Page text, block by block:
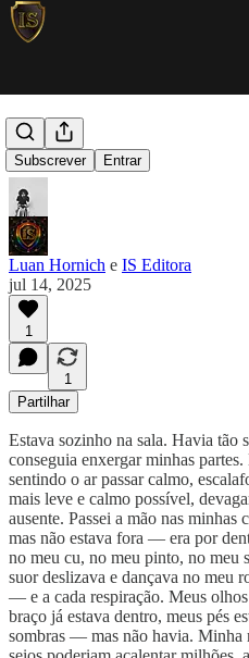
Subscrever Entrar
[726]
Luan Hornich e IS Editora
jul 14, 2025
1
1
Partilhar
Estava sozinho na sala. Havia tão
conseguia enxergar minhas
sentindo o ar passar calmo,
mais leve e calmo possível,
ausente. Passei a mão nas
mas não estava fora — era por
no meu cu, no meu pinto, no meu
suor deslizava e dançava no meu
— e a cada respiração. Meus
braço já estava dentro, meus pés
sombras — mas não havia. Minha